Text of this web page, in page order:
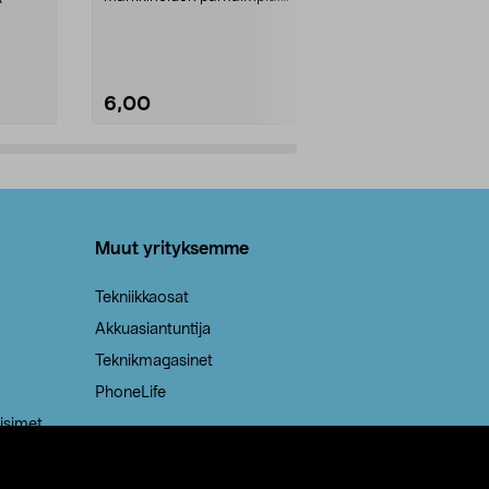
6,00
Muut yrityksemme
Tekniikkaosat
Akkuasiantuntija
Teknikmagasinet
PhoneLife